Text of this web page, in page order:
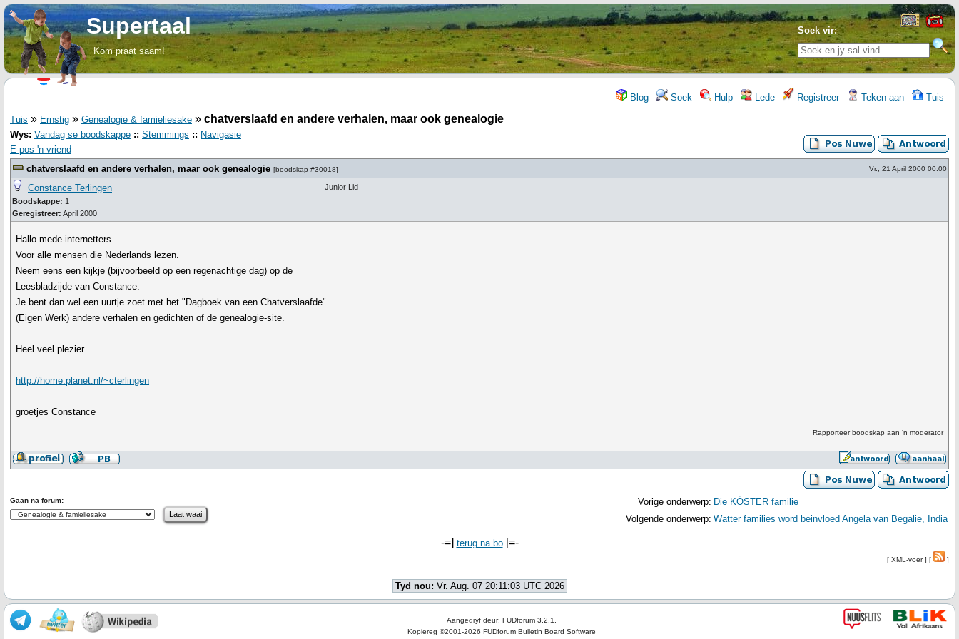
Soek vir:
Supertaal
Kom praat saam!
Blog Soek Hulp Lede Registreer Teken aan Tuis
Tuis » Ernstig » Genealogie & famieliesake » chatverslaafd en andere verhalen, maar ook genealogie
Wys: Vandag se boodskappe :: Stemmings :: Navigasie
E-pos 'n vriend
chatverslaafd en andere verhalen, maar ook genealogie [boodskap #30018] Vr., 21 April 2000 00:00
Constance Terlingen
Boodskappe: 1
Geregistreer: April 2000
Junior Lid
Hallo mede-internetters
Voor alle mensen die Nederlands lezen.
Neem eens een kijkje (bijvoorbeeld op een regenachtige dag) op de
Leesbladzijde van Constance.
Je bent dan wel een uurtje zoet met het "Dagboek van een Chatverslaafde"
(Eigen Werk) andere verhalen en gedichten of de genealogie-site.
Heel veel plezier
http://home.planet.nl/~cterlingen
groetjes Constance
Rapporteer boodskap aan 'n moderator
Vorige onderwerp: Die KÖSTER familie
Volgende onderwerp: Watter families word beinvloed Angela van Begalie, India
Gaan na forum:
-=] terug na bo[=-
[ XML-voer] [ ]
Tyd nou: Vr. Aug. 07 20:11:03 UTC 2026
Aangedryf deur: FUDforum 3.2.1.
Kopiereg ©2001-2026 FUDforum Bulletin Board Software